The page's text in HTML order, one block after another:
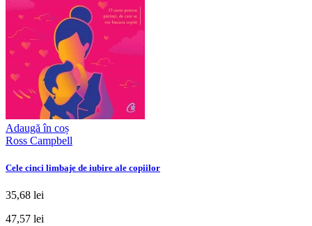
Adaugă în coș
Ross Campbell
Cele cinci limbaje de iubire ale copiilor
35,68 lei
47,57 lei